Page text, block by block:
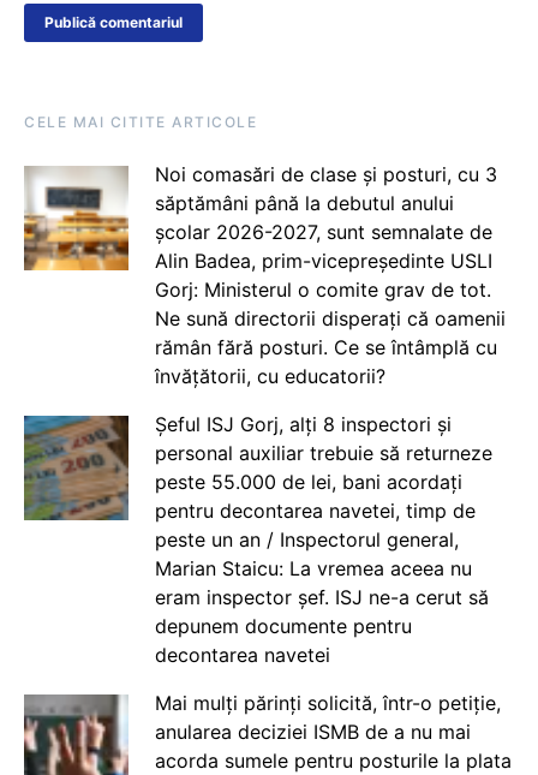
CELE MAI CITITE ARTICOLE
Noi comasări de clase și posturi, cu 3
săptămâni până la debutul anului
școlar 2026-2027, sunt semnalate de
Alin Badea, prim-vicepreședinte USLI
Gorj: Ministerul o comite grav de tot.
Ne sună directorii disperați că oamenii
rămân fără posturi. Ce se întâmplă cu
învățătorii, cu educatorii?
Șeful ISJ Gorj, alți 8 inspectori și
personal auxiliar trebuie să returneze
peste 55.000 de lei, bani acordați
pentru decontarea navetei, timp de
peste un an / Inspectorul general,
Marian Staicu: La vremea aceea nu
eram inspector șef. ISJ ne-a cerut să
depunem documente pentru
decontarea navetei
Mai mulți părinți solicită, într-o petiție,
anularea deciziei ISMB de a nu mai
acorda sumele pentru posturile la plata